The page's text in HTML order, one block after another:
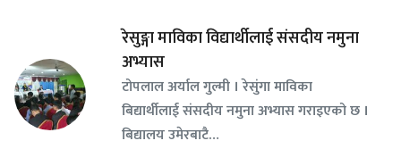
रेसुङ्गा माविका विद्यार्थीलाई संसदीय नमुना
अभ्यास
टोपलाल अर्याल गुल्मी । रेसुंगा माविका
बिद्यार्थीलाई संसदीय नमुना अभ्यास गराइएको छ ।
बिद्यालय उमेरबाटै…